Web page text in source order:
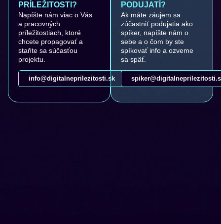
PRÍLEŽITOSTI?
Napíšte nám viac o Vás
a pracovných
príležitostiach, ktoré
chcete propagovať a
staňte sa súčasťou
projektu.
info@digitalneprilezitosti.sk
PODUJATÍ?
Ak máte záujem sa
zúčastniť podujatia ako
spíker, napíšte nám o
sebe a o čom by ste
spíkovať info a ozveme
sa späť.